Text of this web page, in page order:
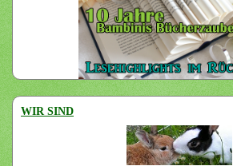
WIR SIND